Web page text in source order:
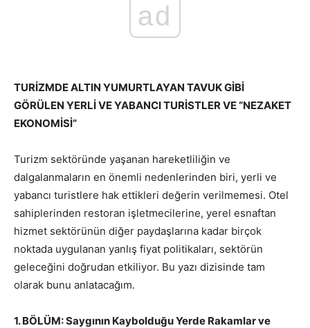
ad
TURİZMDE ALTIN YUMURTLAYAN TAVUK GİBİ
GÖRÜLEN YERLİ VE YABANCI TURİSTLER VE “NEZAKET
EKONOMİSİ”
Turizm sektöründe yaşanan hareketliliğin ve
dalgalanmaların en önemli nedenlerinden biri, yerli ve
yabancı turistlere hak ettikleri değerin verilmemesi. Otel
sahiplerinden restoran işletmecilerine, yerel esnaftan
hizmet sektörünün diğer paydaşlarına kadar birçok
noktada uygulanan yanlış fiyat politikaları, sektörün
geleceğini doğrudan etkiliyor. Bu yazı dizisinde tam
olarak bunu anlatacağım.
1. BÖLÜM: Saygının Kaybolduğu Yerde Rakamlar ve